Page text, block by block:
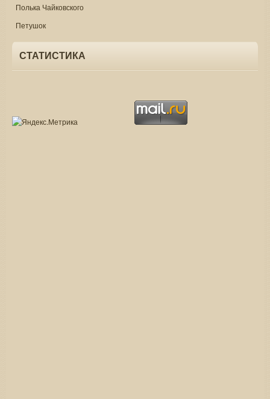
Полька Чайковского
Петушок
СТАТИСТИКА